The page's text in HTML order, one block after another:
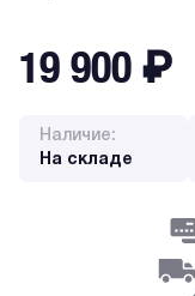
19 900 ₽
Наличие:
На складе